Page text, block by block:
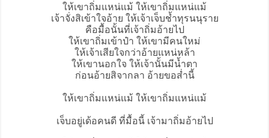
ให้เขาถิ่มแหน่แม้ ให้เขาถิ่มแหน่แม้
เจ้าจั่งสิเข้าใจอ้าย ให้เจ้าเจ็บช้ำทุรนนุราย
คือมื้อนั้นที่เจ้าถิ่มอ้ายไป
ให้เขาถิ่มเข้าป๋า ให้เขามีคนใหม่
ให้เจ้าเสียใจกว่าอ้ายแหน่หล้า
ให้เขานอกใจ ให้เจ้านั้นมีน้ำตา
ก่อนอ้ายสิจากลา อ้ายขอส่ำนี้
ให้เขาถิ่มแหน่แม้ ให้เขาถิ่มแหน่แม้
เจ็บอยู่เด้อคนดี ที่มื้อนี้ เจ้ามาถิ่มอ้ายไป